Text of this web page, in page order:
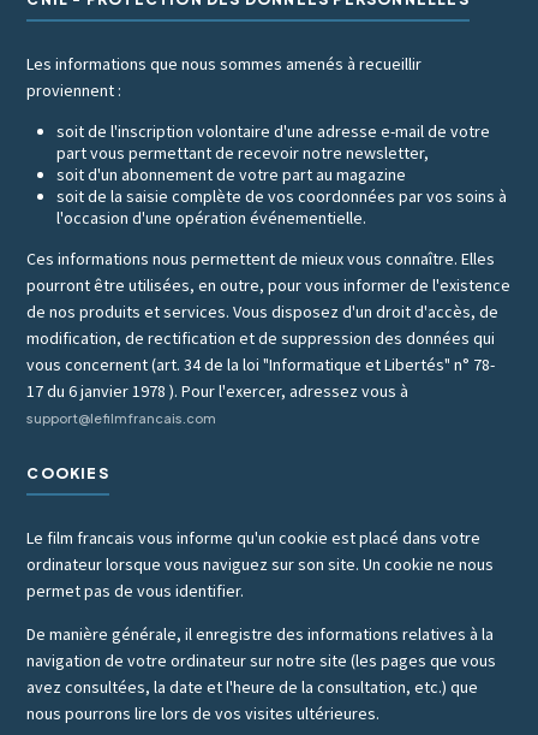
Les informations que nous sommes amenés à recueillir
proviennent :
soit de l'inscription volontaire d'une adresse e-mail de votre
part vous permettant de recevoir notre newsletter,
soit d'un abonnement de votre part au magazine
soit de la saisie complète de vos coordonnées par vos soins à
l'occasion d'une opération événementielle.
Ces informations nous permettent de mieux vous connaître. Elles
pourront être utilisées, en outre, pour vous informer de l'existence
de nos produits et services. Vous disposez d'un droit d'accès, de
modification, de rectification et de suppression des données qui
vous concernent (art. 34 de la loi "Informatique et Libertés" n° 78-
17 du 6 janvier 1978 ). Pour l'exercer, adressez vous à
support@lefilmfrancais.com
COOKIES
Le film francais vous informe qu'un cookie est placé dans votre
ordinateur lorsque vous naviguez sur son site. Un cookie ne nous
permet pas de vous identifier.
De manière générale, il enregistre des informations relatives à la
navigation de votre ordinateur sur notre site (les pages que vous
avez consultées, la date et l'heure de la consultation, etc.) que
nous pourrons lire lors de vos visites ultérieures.